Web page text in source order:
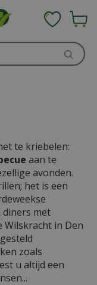
te kriebelen:
aan te
avonden.
het is een
met
Wilskracht in Den
zoals
u altijd een